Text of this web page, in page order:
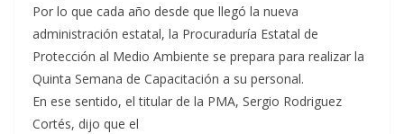
Por lo que cada año desde que llegó la nueva
administración estatal, la Procuraduría Estatal de
Protección al Medio Ambiente se prepara para realizar la
Quinta Semana de Capacitación a su personal.
En ese sentido, el titular de la PMA, Sergio Rodriguez
Cortés, dijo que el